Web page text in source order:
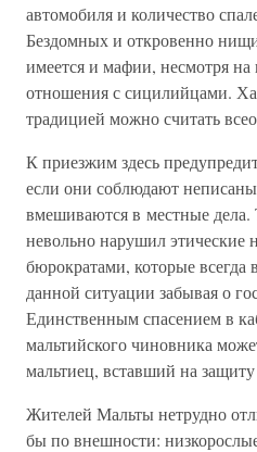
автомобиля и количество
Бездомных и откровенно
имеется и мафии, несмотря
отношения с сицилийцами.
традицией можно считать
К приезжим здесь
если они соблюдают
вмешиваются в местные дела.
невольно нарушил этические
бюрократами, которые всегда
данной ситуации забывая о
Единственным спасением в
мальтийского чиновника
мальтиец, вставший на
Жителей Мальты нетрудно
бы по внешности: